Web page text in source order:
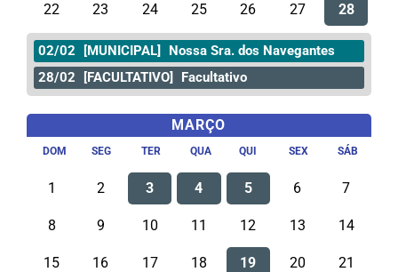
22 23 24 25 26 27 28
02/02 [MUNICIPAL]
Nossa Sra. dos Navegantes
28/02
[FACULTATIVO] Facultativo
MARÇO
DOM SEG TER QUA QUI SEX SÁB
1 2 3 4 5 6 7
8 9 10 11 12 13 14
15 16 17 18 19 20 21